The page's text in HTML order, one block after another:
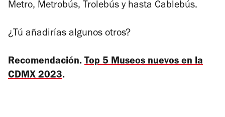
Metro, Metrobús, Trolebús y hasta Cablebús.
¿Tú añadirías algunos otros?
Recomendación. Top 5 Museos nuevos en la
CDMX 2023.